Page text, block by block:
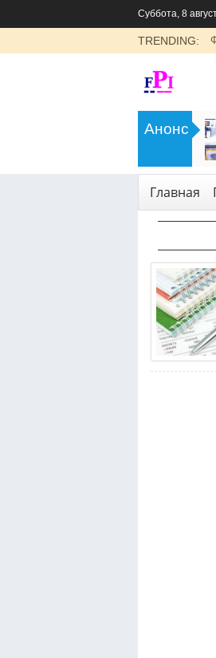
Суббота, 8
TRENDING:
Анонс
LADA Largus: универсальный
семейный автомобиль с российским
Главная